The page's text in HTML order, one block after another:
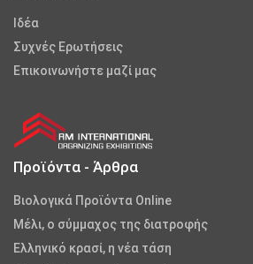
Iδέα
Συχνές Ερωτήσεις
Επικοινωνήστε μαζί μας
Προϊόντα - Άρθρα
Βιολογικά Προϊόντα Online
Μέλι, ο σύμμαχος της διατροφής
Ελληνικό κρασί, η νέα τάση